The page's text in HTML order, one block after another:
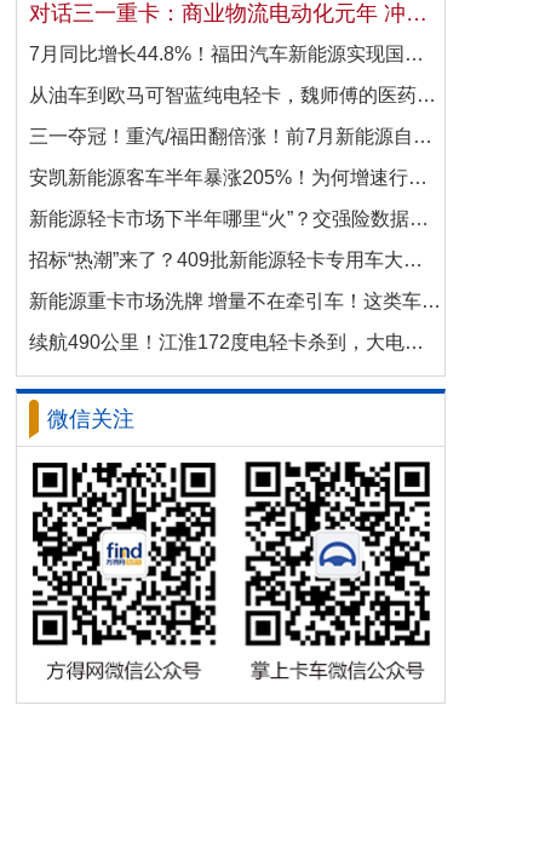
对话三一重卡：商业物流电动化元年 冲刺4万辆目标！
7月同比增长44.8%！福田汽车新能源实现国内出口双向开花
从油车到欧马可智蓝纯电轻卡，魏师傅的医药配送日子越过越省心
三一夺冠！重汽/福田翻倍涨！前7月新能源自卸车大增106%！
安凯新能源客车半年暴涨205%！为何增速行业第一？
新能源轻卡市场下半年哪里“火”？交强险数据揭秘机会
招标“热潮”来了？409批新能源轻卡专用车大批量上新！
新能源重卡市场洗牌 增量不在牵引车！这类车增速破100%
续航490公里！江淮172度电轻卡杀到，大电量时代来了？
微信关注